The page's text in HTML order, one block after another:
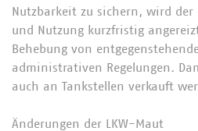
Nutzbarkeit zu sichern, wird der
und Nutzung kurzfristig
Behebung von
administrativen Regelungen.
auch an Tankstellen verkauft
Änderungen der LKW-Maut